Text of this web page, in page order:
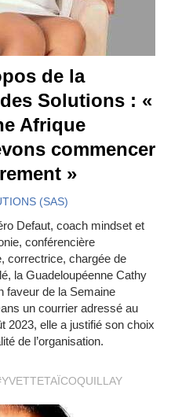
de la
Solutions : «
Afrique
commencer
»
(SAS)
Defaut, coach mindset et
conférencière
correctrice, chargée de
la Guadeloupéenne Cathy
faveur de la Semaine
un courrier adressé au
2023, elle a justifié son choix
de l’organisation.